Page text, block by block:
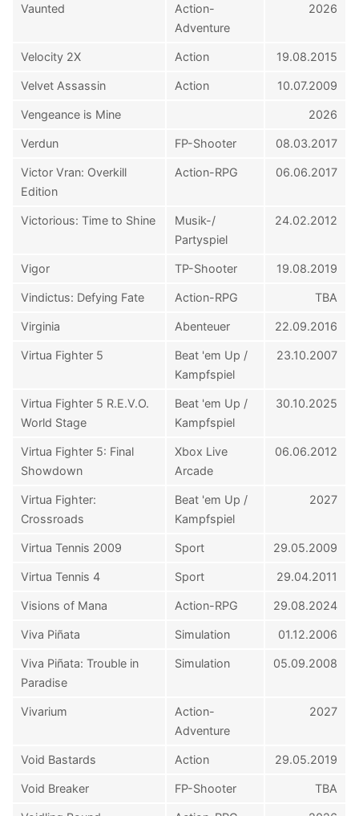
Vaunted
Action-
Adventure
2026
Velocity 2X Action 19.08.2015
Velvet Assassin Action 10.07.2009
Vengeance is Mine 2026
Verdun FP-Shooter 08.03.2017
Victor Vran: Overkill
Edition
Action-RPG 06.06.2017
Victorious: Time to Shine
Musik-/
Partyspiel
24.02.2012
Vigor TP-Shooter 19.08.2019
Vindictus: Defying Fate Action-RPG TBA
Virginia Abenteuer 22.09.2016
Virtua Fighter 5
Beat 'em Up /
Kampfspiel
23.10.2007
Virtua Fighter 5 R.E.V.O.
World Stage
Beat 'em Up /
Kampfspiel
30.10.2025
Virtua Fighter 5: Final
Showdown
Xbox Live
Arcade
06.06.2012
Virtua Fighter:
Crossroads
Beat 'em Up /
Kampfspiel
2027
Virtua Tennis 2009 Sport 29.05.2009
Virtua Tennis 4 Sport 29.04.2011
Visions of Mana Action-RPG 29.08.2024
Viva Piñata Simulation 01.12.2006
Viva Piñata: Trouble in
Paradise
Simulation 05.09.2008
Vivarium
Action-
Adventure
2027
Void Bastards Action 29.05.2019
Void Breaker FP-Shooter TBA